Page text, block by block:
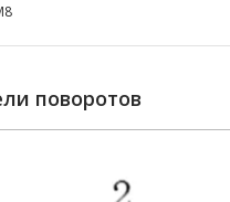
поворотов